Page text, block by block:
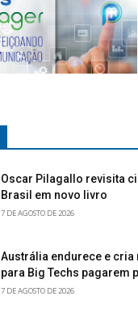
Oscar Pilagallo revisita
Brasil em novo livro
7 DE AGOSTO DE 2026
Austrália endurece e
para Big Techs pagarem
7 DE AGOSTO DE 2026